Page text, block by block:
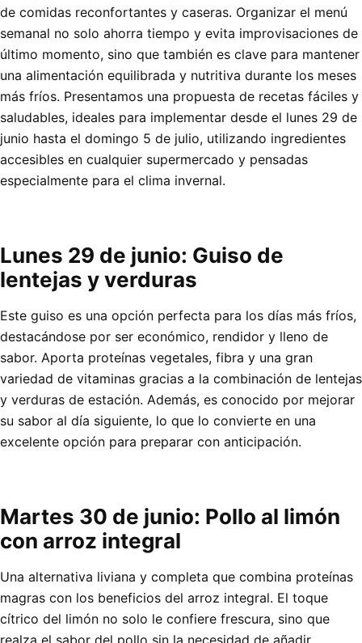
de comidas reconfortantes y caseras. Organizar el menú
semanal no solo ahorra tiempo y evita improvisaciones de
último momento, sino que también es clave para mantener
una alimentación equilibrada y nutritiva durante los meses
más fríos. Presentamos una propuesta de recetas fáciles y
saludables, ideales para implementar desde el lunes 29 de
junio hasta el domingo 5 de julio, utilizando ingredientes
accesibles en cualquier supermercado y pensadas
especialmente para el clima invernal.
Lunes 29 de junio: Guiso de
lentejas y verduras
Este guiso es una opción perfecta para los días más fríos,
destacándose por ser económico, rendidor y lleno de
sabor. Aporta proteínas vegetales, fibra y una gran
variedad de vitaminas gracias a la combinación de lentejas
y verduras de estación. Además, es conocido por mejorar
su sabor al día siguiente, lo que lo convierte en una
excelente opción para preparar con anticipación.
Martes 30 de junio: Pollo al limón
con arroz integral
Una alternativa liviana y completa que combina proteínas
magras con los beneficios del arroz integral. El toque
cítrico del limón no solo le confiere frescura, sino que
realza el sabor del pollo sin la necesidad de añadir